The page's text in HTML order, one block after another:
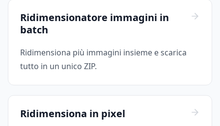
Ridimensionatore immagini in
batch
Ridimensiona più immagini insieme e scarica
tutto in un unico ZIP.
Ridimensiona in pixel